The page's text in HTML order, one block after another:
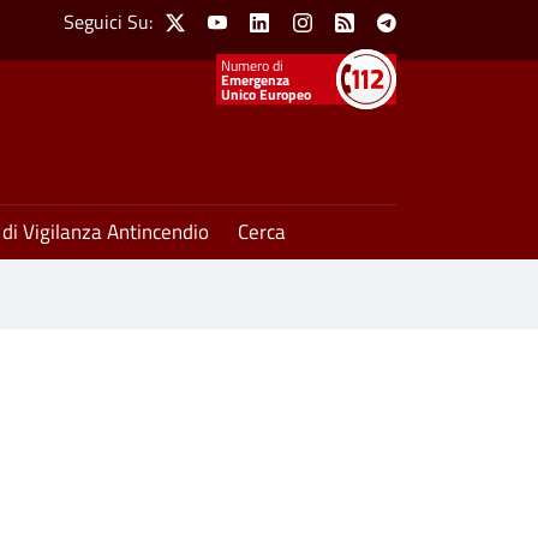
Social Menu
Seguici Su: X YoutubeLinkedinInstagram
Feed Telegram
Emergenza
Unico Europeo
Vigilanza Antincendio Cerca